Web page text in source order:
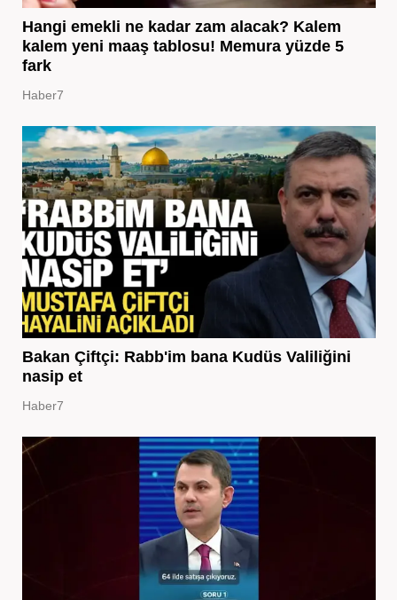
Hangi emekli ne kadar zam alacak? Kalem
kalem yeni maaş tablosu! Memura yüzde 5
fark
Haber7
Bakan Çiftçi: Rabb'im bana Kudüs Valiliğini
nasip et
Haber7